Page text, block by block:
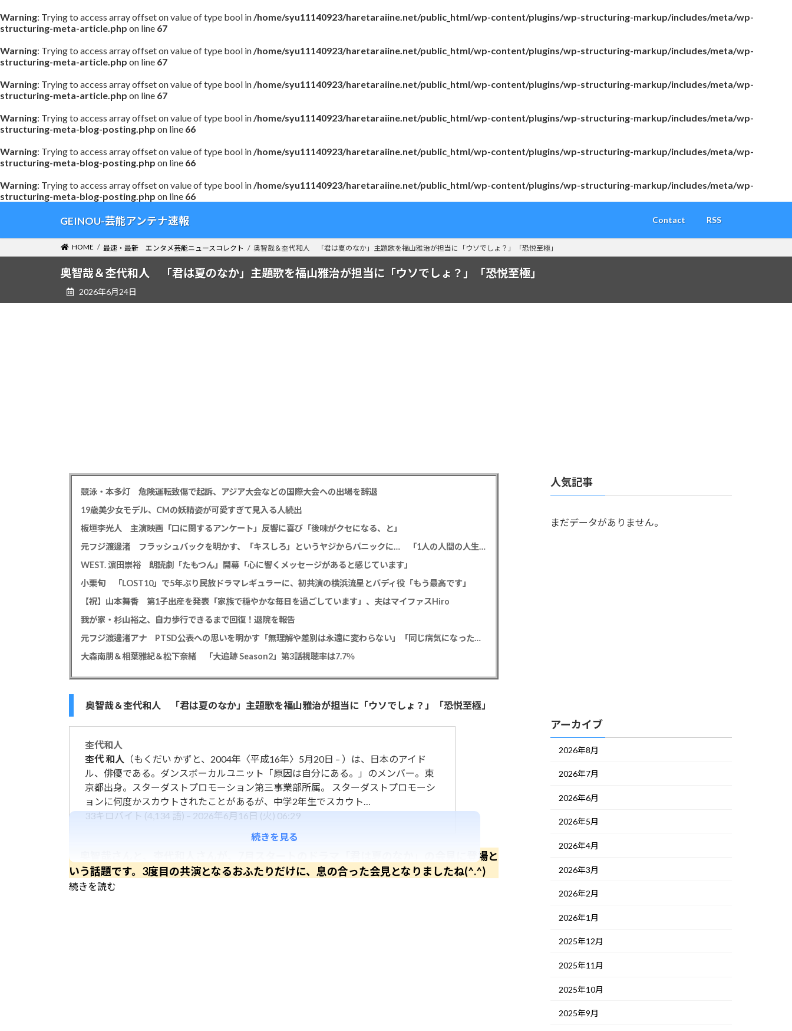
Warning: Trying to access array offset on value of type bool in/home/syu11140923/haretaraiine.net/public_html/wp-content/plugins/wp-structuring-markup/includes/meta/wp-
structuring-meta-article.php on line 67
Warning: Trying to access array offset on value of type bool in/home/syu11140923/haretaraiine.net/public_html/wp-content/plugins/wp-structuring-markup/includes/meta/wp-
structuring-meta-article.php on line 67
Warning: Trying to access array offset on value of type bool in/home/syu11140923/haretaraiine.net/public_html/wp-content/plugins/wp-structuring-markup/includes/meta/wp-
structuring-meta-article.php on line 67
Warning: Trying to access array offset on value of type bool in/home/syu11140923/haretaraiine.net/public_html/wp-content/plugins/wp-structuring-markup/includes/meta/wp-
structuring-meta-blog-posting.php on line 66
Warning: Trying to access array offset on value of type bool in/home/syu11140923/haretaraiine.net/public_html/wp-content/plugins/wp-structuring-markup/includes/meta/wp-
structuring-meta-blog-posting.php on line 66
Warning: Trying to access array offset on value of type bool in/home/syu11140923/haretaraiine.net/public_html/wp-content/plugins/wp-structuring-markup/includes/meta/wp-
structuring-meta-blog-posting.php on line 66
テ
ゲ
GEINOU-芸能アンテナ速報 Contact RSS
HOME 最速・最新 エンタメ芸能ニュースコレクト 奥智哉＆杢代和人 「君は夏のなか」主題歌を福山雅治が担当に「ウソでしょ？」「恐悦至極」
奥智哉＆杢代和人 「君は夏のなか」主題歌を福山雅治が担当に「ウソでしょ？」「恐悦至極」
2026年6月24日
競泳・本多灯 危険運転致傷で起訴、アジア大会などの国際大会への出場を辞退
19歳美少女モデル、CMの妖精姿が可愛すぎて見入る人続出
板垣李光人 主演映画「口に関するアンケート」反響に喜び「後味がクセになる、と」
元フジ渡邊渚 フラッシュバックを明かす、「キスしろ」というヤジからパニックに… 「1人の人間の人生に、当たり前の生活を奪った人が全て悪い」
WEST. 濵田崇裕 朗読劇「たもつん」開幕「心に響くメッセージがあると感じています」
小栗旬 「LOST10」で5年ぶり民放ドラマレギュラーに、初共演の横浜流星とバディ役「もう最高です」
【祝】山本舞香 第1子出産を発表「家族で穏やかな毎日を過ごしています」、夫はマイファスHiro
我が家・杉山裕之、自力歩行できるまで回復！退院を報告
元フジ渡邊渚アナ PTSD公表への思いを明かす「無理解や差別は永遠に変わらない」「同じ病気になったことのない人間にはわからない」
大森南朋＆相葉雅紀＆松下奈緒 「大追跡 Season2」第3話視聴率は7.7％
奥智哉＆杢代和人 「君は夏のなか」主題歌を福山雅治が担当に「ウソでしょ？」「恐悦至極」
杢代和人
杢代 和人
（もくだい かずと、2004年〈平成16年〉5月20日 – ）は、日本のアイド
ル、俳優である。ダンスボーカルユニット「原因は自分にある。」のメンバー。東
京都出身。スターダストプロモーション第三事業部所属。 スターダストプロモーシ
ョンに何度かスカウトされたことがあるが、中学2年生でスカウト…
33キロバイト (4,134 語) – 2026年6月16日 (火) 06:29
奥智哉さんと、杢代和人さんが、7月スタートのドラマ「君は夏のなか」の会見に登場と
いう話題です。3度目の共演となるおふたりだけに、息の合った会見となりましたね(^.^)
続きを読む
続きを見る
人気記事
まだデータがありません。
アーカイブ
2026年8月
2026年7月
2026年6月
2026年5月
2026年4月
2026年3月
2026年2月
2026年1月
2025年12月
2025年11月
2025年10月
2025年9月